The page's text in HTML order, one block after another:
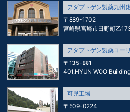
アダプトゲン製薬九州(
〒889-1702
宮崎県宮崎市田野町乙
アダプトゲン製薬コー
〒135-881
401,HYUN WOO
可児工場
〒509-0224